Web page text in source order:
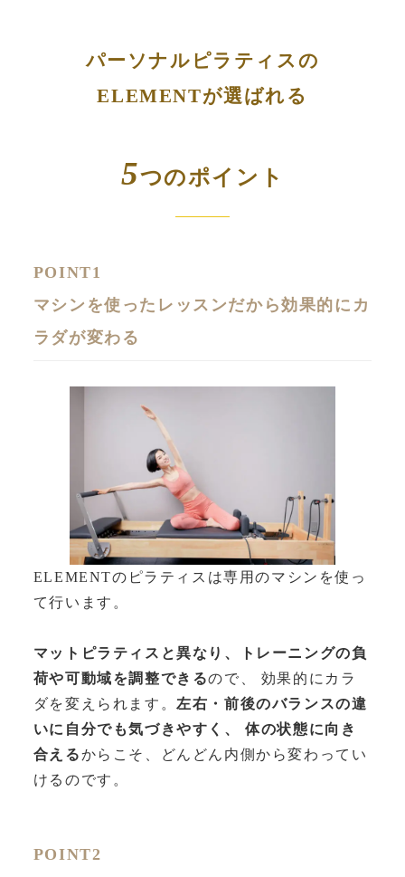
パーソナルピラティスの
ELEMENTが選ばれる
5つのポイント
POINT1
マシンを使ったレッスンだから効果的にカ
ラダが変わる
ELEMENTのピラティスは専用のマシンを使っ
て行います。
マットピラティスと異なり、トレーニングの負
荷や可動域を調整できるので、 効果的にカラ
ダを変えられます。左右・前後のバランスの違
いに自分でも気づきやすく、 体の状態に向き
合えるからこそ、どんどん内側から変わってい
けるのです。
POINT2